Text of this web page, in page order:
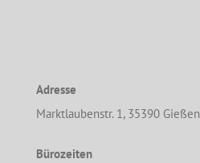
Adresse
Marktlaubenstr. 1, 35390 Gießen
Bürozeiten